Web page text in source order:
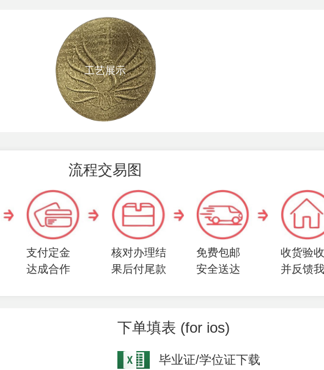
工艺展示
流程交易图
支付定金
达成合作
核对办理结
果后付尾款
免费包邮
安全送达
收货验
并反馈
下单填表 (for ios)
毕业证/学位证下载